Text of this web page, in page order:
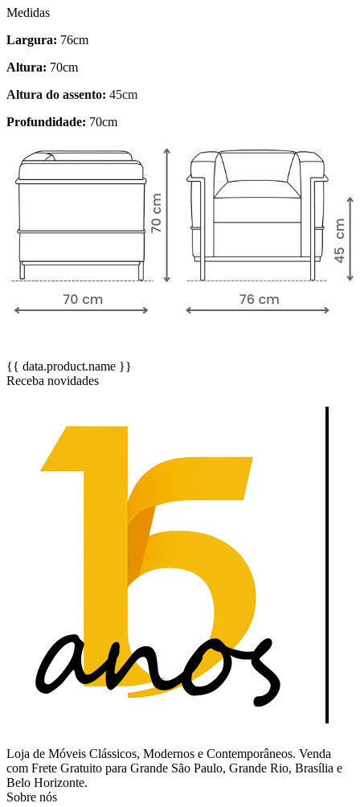
Medidas
Largura: 76cm
Altura: 70cm
Altura do assento: 45cm
Profundidade: 70cm
{{ data.product.name }}
Receba novidades
Loja de Móveis Clássicos, Modernos e Contemporâneos. Venda
com Frete Gratuito para Grande São Paulo, Grande Rio, Brasília e
Belo Horizonte.
Sobre nós